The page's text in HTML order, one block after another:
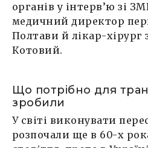
органів у інтерв’ю зі
медичний директор
Полтави й лікар-хірург
Котовий.
Що потрібно для
зробили
У світі виконувати
розпочали ще в 60-х